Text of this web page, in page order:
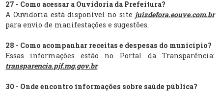
27 - Como acessar a Ouvidoria da Prefeitura?
A Ouvidoria está disponível no site juizdefora.eouve.com.br
para envio de manifestações e sugestões.
28 - Como acompanhar receitas e despesas do município?
Essas informações estão no Portal da Transparência:
transparencia.pjf.mg.gov.br.
30 - Onde encontro informações sobre saúde pública?